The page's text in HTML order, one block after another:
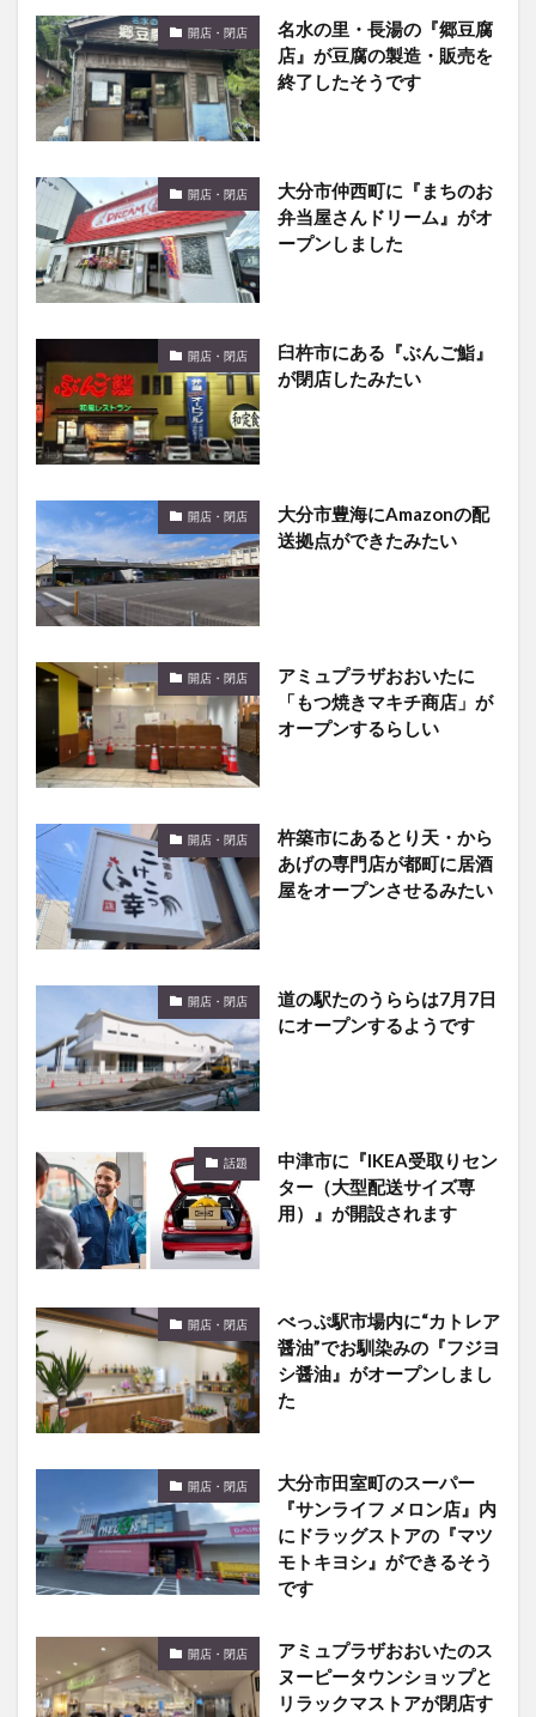
開店・閉店
名水の里・長湯の『郷豆腐
店』が豆腐の製造・販売を
終了したそうです
開店・閉店
大分市仲西町に『まちのお
弁当屋さんドリーム』がオ
ープンしました
開店・閉店
臼杵市にある『ぶんご鮨』
が閉店したみたい
開店・閉店
大分市豊海にAmazonの配
送拠点ができたみたい
開店・閉店
アミュプラザおおいたに
「もつ焼きマキチ商店」が
オープンするらしい
開店・閉店
杵築市にあるとり天・から
あげの専門店が都町に居酒
屋をオープンさせるみたい
開店・閉店
道の駅たのうららは7月7日
にオープンするようです
話題
中津市に『IKEA受取りセン
ター（大型配送サイズ専
用）』が開設されます
開店・閉店
べっぷ駅市場内に“カトレア
醤油”でお馴染みの『フジヨ
シ醤油』がオープンしまし
た
開店・閉店
大分市田室町のスーパー
『サンライフ メロン店』内
にドラッグストアの『マツ
モトキヨシ』ができるそう
です
開店・閉店
アミュプラザおおいたのス
ヌーピータウンショップと
リラックマストアが閉店す